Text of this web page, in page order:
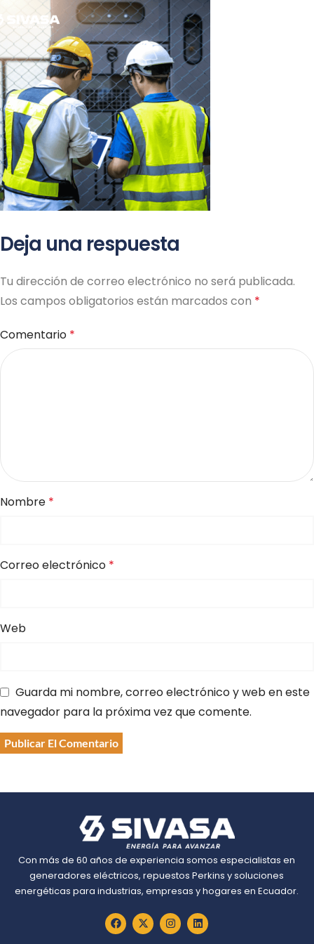
Deja una respuesta
Tu dirección de correo electrónico no será publicada.
Los campos obligatorios están marcados con *
Comentario *
Nombre *
Correo electrónico *
Web
Guarda mi nombre, correo electrónico y web en este
navegador para la próxima vez que comente.
Con más de 60 años de experiencia somos especialistas en
generadores eléctricos, repuestos Perkins y soluciones
energéticas para industrias, empresas y hogares en Ecuador.